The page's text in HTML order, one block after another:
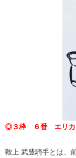
◎３枠 ６番 エリカ
鞍上 武豊騎手とは、